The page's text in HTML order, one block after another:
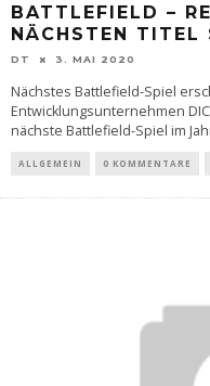
BATTLEFIELD –
NÄCHSTEN TITEL
DT 3. MAI 2020
Nächstes Battlefield-Spiel
Entwicklungsunternehmen
nächste Battlefield-Spiel im
ALLGEMEIN 0 KOMMENTARE